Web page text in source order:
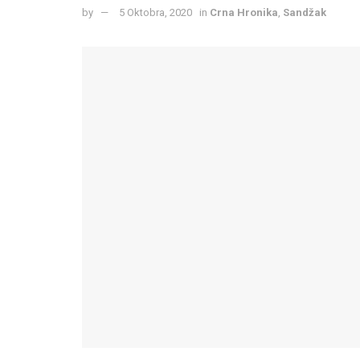
by 5 Oktobra, 2020 in Crna Hronika Sandžak